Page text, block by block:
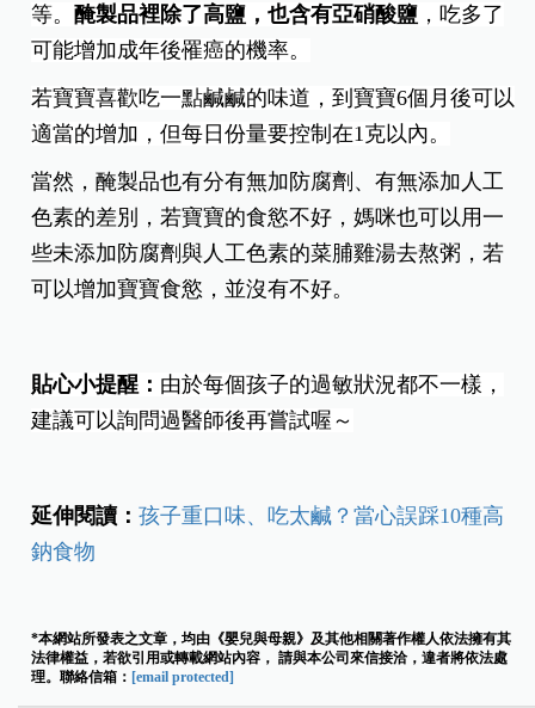
等。醃製品裡除了高鹽，也含有亞硝酸鹽 ，吃多了
可能增加成年後罹癌的機率。
若寶寶喜歡吃一點鹹鹹的味道，到寶寶6個月後可以
適當的增加，但每日份量要控制在1克以內。
當然，醃製品也有分有無加防腐劑、有無添加人工
色素的差別，若寶寶的食慾不好，媽咪也可以用一
些未添加防腐劑與人工色素的菜脯雞湯去熬粥，若
可以增加寶寶食慾，並沒有不好。
貼心小提醒： 由於每個孩子的過敏狀況都不一樣，
建議可以詢問過醫師後再嘗試喔～
延伸閱讀：孩子重口味、吃太鹹？當心誤踩10種高
鈉食物
*本網站所發表之文章，均由《嬰兒與母親》及其他相關著作權人依法擁有其
法律權益，若欲引用或轉載網站內容， 請與本公司來信接洽，違者將依法處
理。聯絡信箱： [email protected]